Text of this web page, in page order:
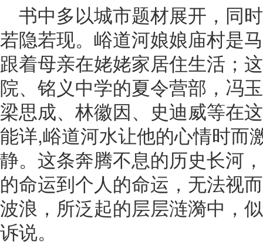
书中多以城市题材展开，同
若隐若现。峪道河娘娘庙村是
跟着母亲在姥姥家居住生活；
院、铭义中学的夏令营部，冯
梁思成、林徽因、史迪威等在
能详,峪道河水让他的心情时而
静。这条奔腾不息的历史长河
的命运到个人的命运，无法视
波浪，所泛起的层层涟漪中，
诉说。